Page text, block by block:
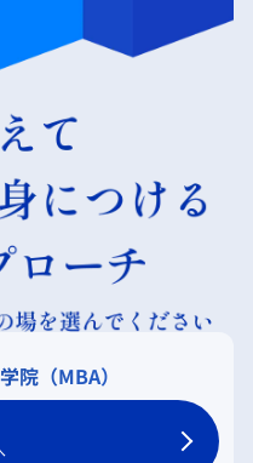
院（MBA）